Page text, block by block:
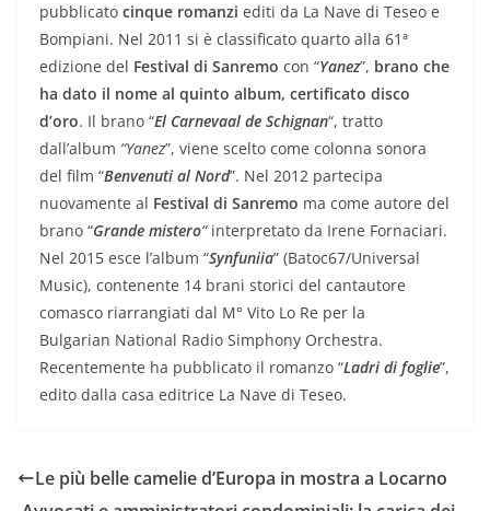
pubblicato cinque romanzi editi da La Nave di Teseo e
Bompiani. Nel 2011 si è classificato quarto alla 61ª
edizione del Festival di Sanremo con “Yanez”, brano che
ha dato il nome al quinto album, certificato disco
d’oro. Il brano “El Carnevaal de Schignan“, tratto
dall’album “Yanez”, viene scelto come colonna sonora
del film “Benvenuti al Nord”. Nel 2012 partecipa
nuovamente al Festival di Sanremo ma come autore del
brano “Grande mistero“interpretato da Irene Fornaciari.
Nel 2015 esce l’album “Synfuniia” (Batoc67/Universal
Music), contenente 14 brani storici del cantautore
comasco riarrangiati dal M° Vito Lo Re per la
Bulgarian National Radio Simphony Orchestra.
Recentemente ha pubblicato il romanzo “Ladri di foglie”,
edito dalla casa editrice La Nave di Teseo.
Le più belle camelie d’Europa in mostra a Locarno